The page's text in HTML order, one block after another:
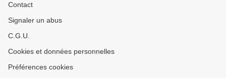
Contact
Signaler un abus
C.G.U.
Cookies et données personnelles
Préférences cookies